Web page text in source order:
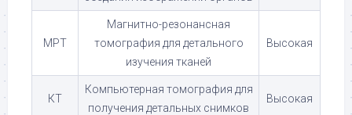
МРТ
Магнитно-резонансная
томография для детального
изучения тканей
Высокая
КТ
Компьютерная томография для
получения детальных снимков
Высокая